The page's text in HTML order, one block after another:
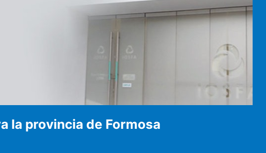
la provincia de Formosa